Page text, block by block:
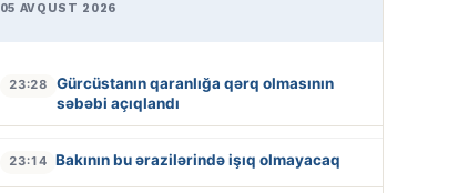
05 AVQUST 2026
23:28
Gürcüstanın qaranlığa qərq olmasının
səbəbi açıqlandı
23:14 Bakının bu ərazilərində işıq olmayacaq